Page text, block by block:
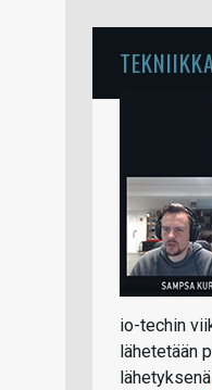
io-techin
lähetetään
lähetyksenä